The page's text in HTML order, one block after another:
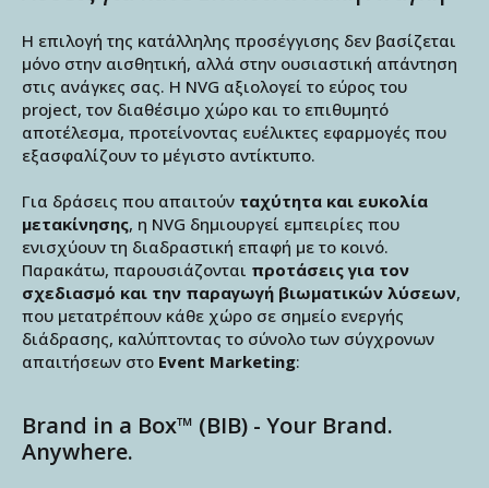
Η επιλογή της κατάλληλης προσέγγισης δεν βασίζεται
μόνο στην αισθητική, αλλά στην ουσιαστική απάντηση
στις ανάγκες σας. Η NVG αξιολογεί το εύρος του
project, τον διαθέσιμο χώρο και το επιθυμητό
αποτέλεσμα, προτείνοντας ευέλικτες εφαρμογές που
εξασφαλίζουν το μέγιστο αντίκτυπο.
Για δράσεις που απαιτούν ταχύτητα και ευκολία
μετακίνησης, η NVG δημιουργεί εμπειρίες που
ενισχύουν τη διαδραστική επαφή με το κοινό.
Παρακάτω, παρουσιάζονται προτάσεις για τον
σχεδιασμό και την παραγωγή βιωματικών λύσεων,
που μετατρέπουν κάθε χώρο σε σημείο ενεργής
διάδρασης, καλύπτοντας το σύνολο των σύγχρονων
απαιτήσεων στο Event Marketing:
Brand in a Box™ (BIB) - Your Brand.
Anywhere.